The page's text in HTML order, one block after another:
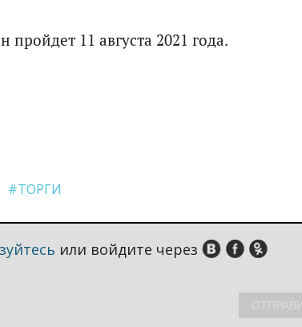
11 августа 2021 года.
#ТОРГИ
или войдите через